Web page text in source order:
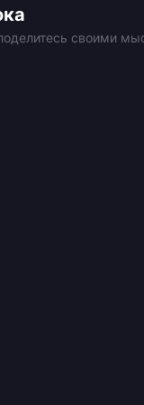
своими